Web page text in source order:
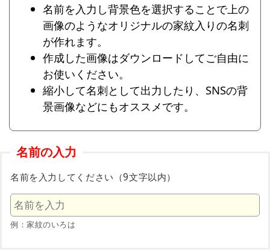
名前を入力し背景色を選択することで上の
画像のようなオリジナルの家紋入りの名刺
が作れます。
作成した画像はダウンロードしてご自由に
お使いください。
縮小して名刺として出力したり、SNSの背
景画像などにもオススメです。
名前の入力
名前を入力してください（9文字以内）
例：家紋のいろは